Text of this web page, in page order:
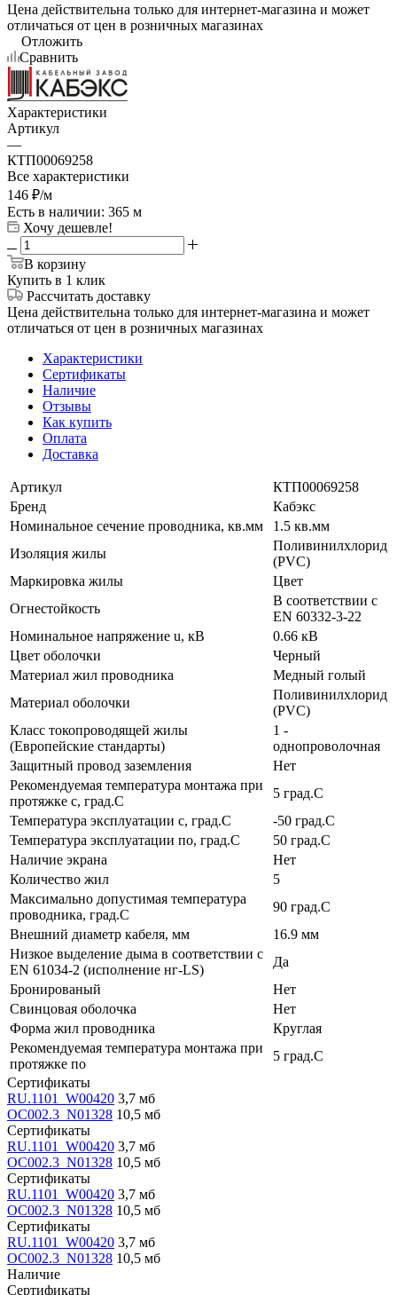
Цена действительна только для интернет-магазина и может
отличаться от цен в розничных магазинах
Отложить
Сравнить
Характеристики
Артикул
—
КТП00069258
Все характеристики
146 ₽/м
Есть в наличии: 365 м
Хочу дешевле!
В корзину
Купить в 1 клик
Рассчитать доставку
Цена действительна только для интернет-магазина и может
отличаться от цен в розничных магазинах
Характеристики
Сертификаты
Наличие
Отзывы
Как купить
Оплата
Доставка
Артикул
КТП00069258
Бренд
Кабэкс
Номинальное сечение проводника, кв.мм
1.5 кв.мм
Изоляция жилы
Поливинилхлорид
(PVC)
Маркировка жилы
Цвет
Огнестойкость
В соответствии с
EN 60332-3-22
Номинальное напряжение u, кВ
0.66 кВ
Цвет оболочки
Черный
Материал жил проводника
Медный голый
Материал оболочки
Поливинилхлорид
(PVC)
Класс токопроводящей жилы
(Европейские стандарты)
1 -
однопроволочная
Защитный провод заземления
Нет
Рекомендуемая температура монтажа при
протяжке с, град.C
5 град.C
Температура эксплуатации с, град.C
-50 град.C
Температура эксплуатации по, град.C
50 град.C
Наличие экрана
Нет
Количество жил
5
Максимально допустимая температура
проводника, град.C
90 град.C
Внешний диаметр кабеля, мм
16.9 мм
Низкое выделение дыма в соответствии с
EN 61034-2 (исполнение нг-LS)
Да
Бронированый
Нет
Свинцовая оболочка
Нет
Форма жил проводника
Круглая
Рекомендуемая температура монтажа при
протяжке по
5 град.C
Сертификаты
RU.1101_W00420 3,7 мб
OC002.3_N01328 10,5 мб
Сертификаты
RU.1101_W00420 3,7 мб
OC002.3_N01328 10,5 мб
Сертификаты
RU.1101_W00420 3,7 мб
OC002.3_N01328 10,5 мб
Сертификаты
RU.1101_W00420 3,7 мб
OC002.3_N01328 10,5 мб
Наличие
Сертификаты